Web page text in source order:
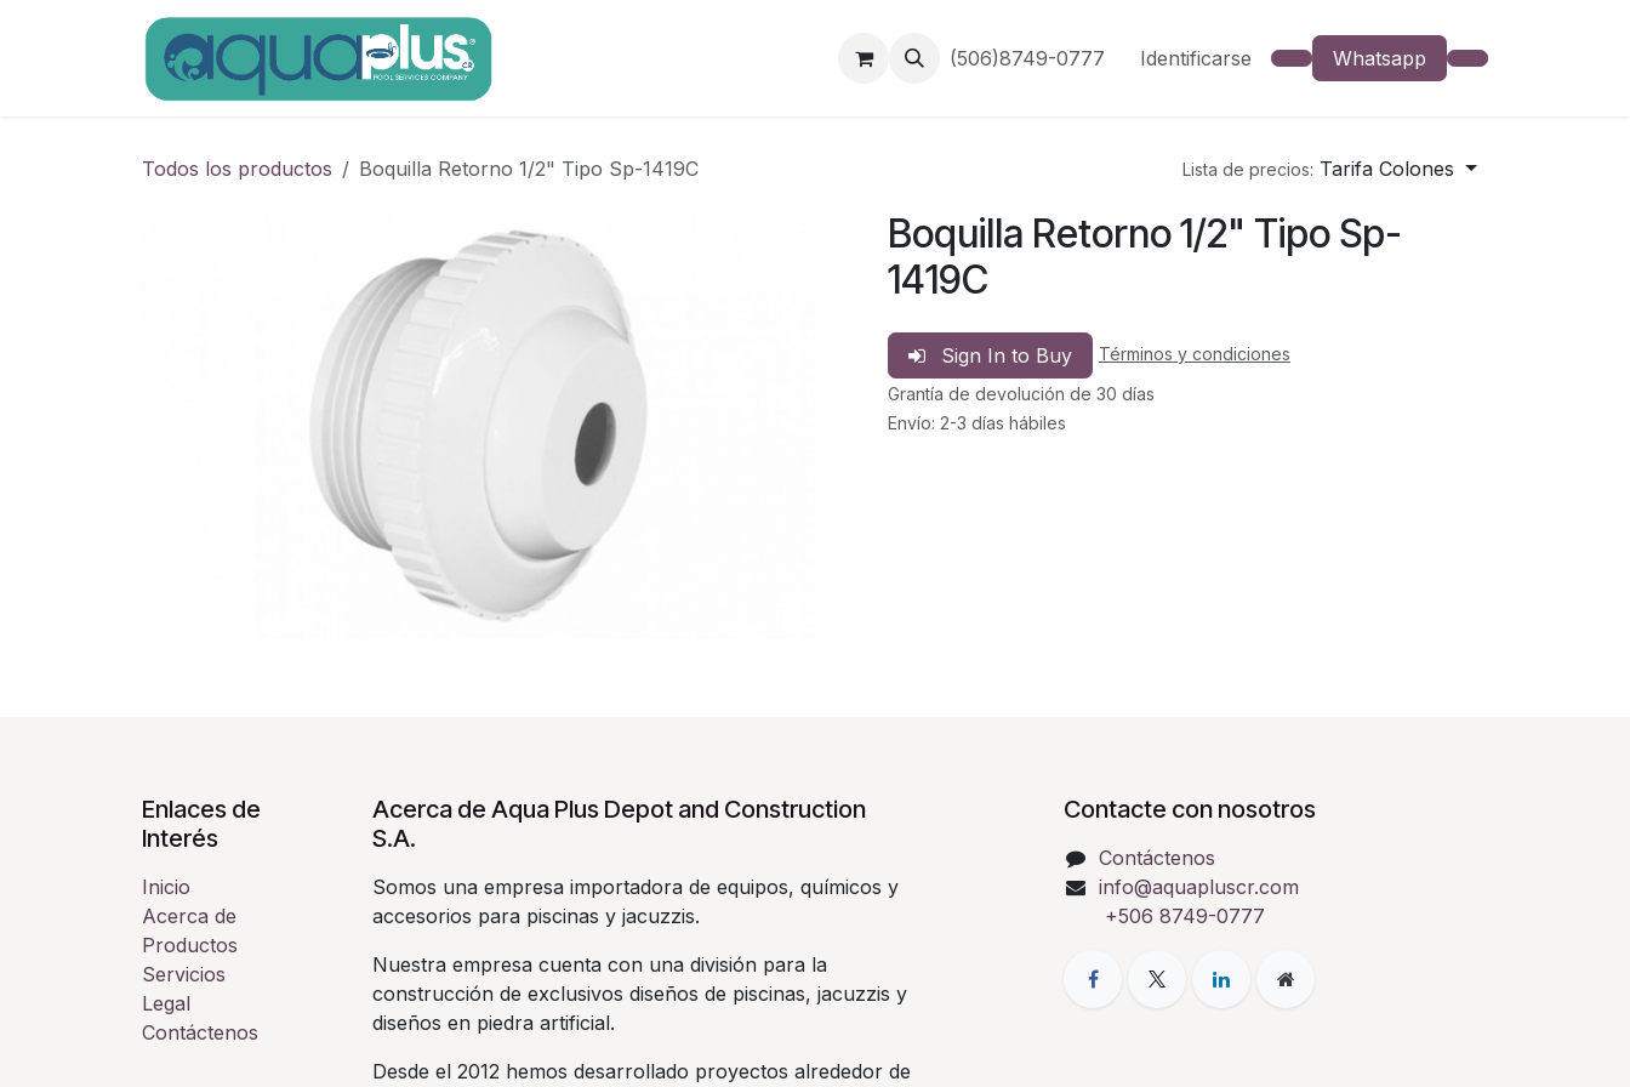
(506)8749-0777 Identificarse Whatsapp
Todos los productos Boquilla Retorno 1/2" Tipo Sp-1419C Lista de precios: Tarifa Colones
Boquilla Retorno 1/2" Tipo Sp-
1419C
Sign In to Buy
Términos y condiciones
Grantía de devolución de 30 días
Envío: 2-3 días hábiles
Enlaces de
Interés
Inicio
Acerca de
Productos
Servicios
Legal
Contáctenos
Acerca de Aqua Plus Depot and Construction
S.A.
Somos una empresa importadora de equipos, químicos y
accesorios para piscinas y jacuzzis.
Nuestra empresa cuenta con una división para la
construcción de exclusivos diseños de piscinas, jacuzzis y
diseños en piedra artificial.
Desde el 2012 hemos desarrollado proyectos alrededor de
Contacte con nosotros
Contáctenos
info@aquapluscr.com
+506 8749-0777